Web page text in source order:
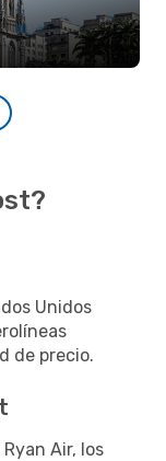
Unidos
de precio.
Air, los